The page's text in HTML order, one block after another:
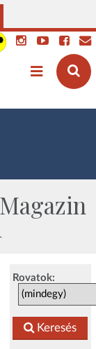
Rovatok:
Keresés